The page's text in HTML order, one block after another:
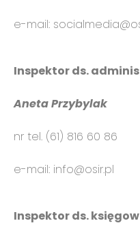
e-mail:
Inspektor ds.
Aneta Przybylak
nr tel. (61) 816 60 86
e-mail: info@osir.pl
Inspektor ds.